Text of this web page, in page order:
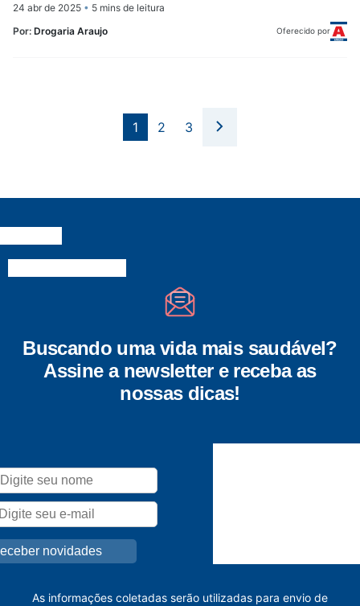
24 abr de 2025 • 5 mins de leitura
Por: Drogaria Araujo Oferecido por
1 2 3
Buscando uma vida mais saudável?
Assine a newsletter e receba as
nossas dicas!
As informações coletadas serão utilizadas para envio de